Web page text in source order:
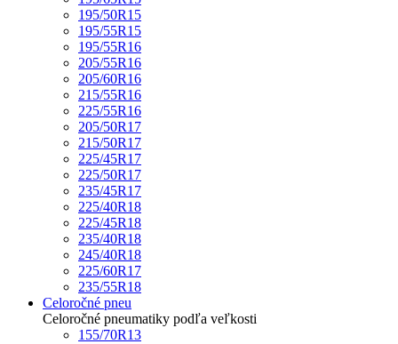
195/50R15
195/55R15
195/55R16
205/55R16
205/60R16
215/55R16
225/55R16
205/50R17
215/50R17
225/45R17
225/50R17
235/45R17
225/40R18
225/45R18
235/40R18
245/40R18
225/60R17
235/55R18
Celoročné pneu
Celoročné pneumatiky podľa veľkosti
155/70R13